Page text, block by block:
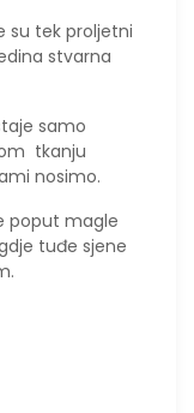
su tek proljetni
stvarna
samo
tkanju
nosimo.
poput magle
tuđe sjene